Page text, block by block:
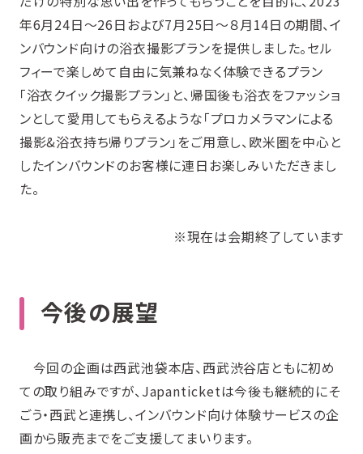
年6月24日〜26日および7月25日〜８月14日の期間、イ
ンバウンド向けの浴衣撮影プランを提供しました。セル
フィーで楽しめて自由に気兼ねなく体験できるプラン
「浴衣クイック撮影プラン」と、帰国後も浴衣をファッショ
ンとして愛用してもらえるような「プロカメラマンによる
撮影&浴衣持ち帰りプラン」をご用意し、欧米圏を中心と
したインバウンドのお客様に連日お楽しみいただきまし
た。
※現在は会期終了しています
今後の展望
今回の企画は西武池袋本店、西武渋谷店ともに初め
ての取り組みですが、Japanticketは今後も継続的にそ
ごう・西武と連携し、インバウンド向け体験サービスの企
画から販売までをご支援してまいります。